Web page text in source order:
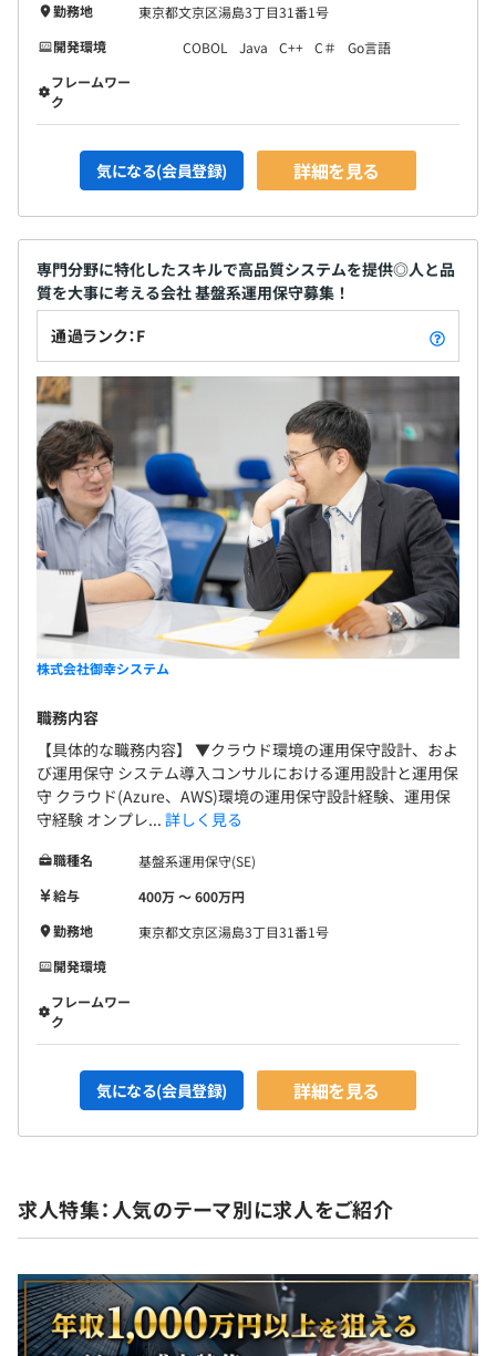
勤務地
東京都文京区湯島3丁目31番1号
開発環境
COBOL Java C++ C＃
Go言語
フレームワー
ク
気になる(会員登録) 詳細を見る
専門分野に特化したスキルで高品質システムを提供◎人と品
質を大事に考える会社 基盤系運用保守募集！
通過ランク：F
株式会社御幸システム
職務内容
【具体的な職務内容】 ▼クラウド環境の運用保守設計、およ
び運用保守 システム導入コンサルにおける運用設計と運用保
守 クラウド(Azure、AWS)環境の運用保守設計経験、運用保
守経験 オンプレ... 詳しく見る
職種名
基盤系運用保守(SE)
給与
400万 〜 600万円
勤務地
東京都文京区湯島3丁目31番1号
開発環境
フレームワー
ク
気になる(会員登録) 詳細を見る
求人特集：人気のテーマ別に求人をご紹介